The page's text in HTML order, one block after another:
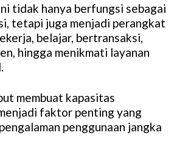
tidak hanya berfungsi sebagai
tetapi juga menjadi perangkat
belajar, bertransaksi,
hingga menikmati layanan
membuat kapasitas
faktor penting yang
penggunaan jangka